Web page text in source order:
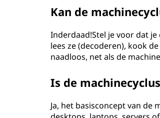
Kan de
Inderdaad!Stel je voor dat
lees ze (decoderen), kook
naadloos, net als de
Is de
Ja, het basisconcept van de